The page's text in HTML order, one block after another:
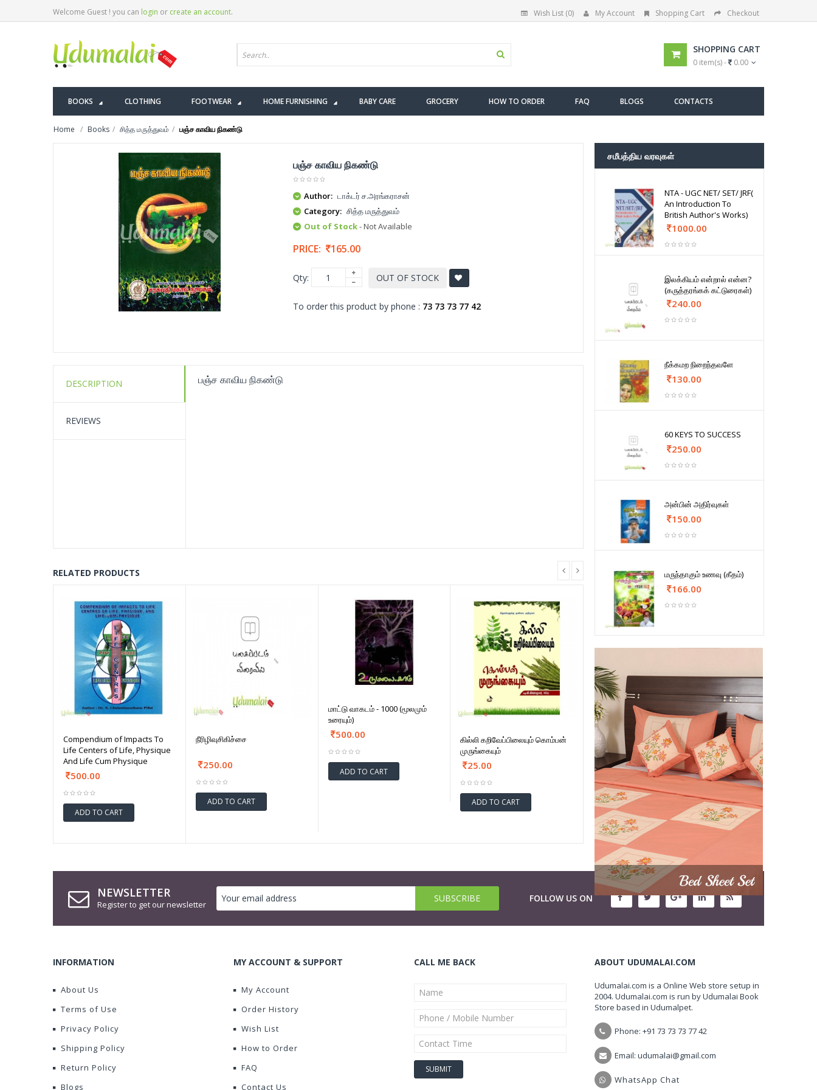
Welcome Guest ! you can login or create an account. Wish List (0) My Account Shopping Cart Checkout
SHOPPING CART
0 item(s) - 0.00
BOOKS CLOTHING FOOTWEAR HOME FURNISHING BABY CARE GROCERY HOW TO ORDER FAQ BLOGS CONTACTS
Home Books சித்த மருத்துவம் பஞ்ச காவிய நிகண்டு
பஞ்ச காவிய நிகண்டு
Author: டாக்டர் ச.அரங்கராசன்
Category: சித்த மருத்துவம்
Out of Stock- Not Available
PRICE: 165.00
Qty: OUT OF STOCK
To order this product by phone : 73 73 73 77 42
DESCRIPTION
REVIEWS
பஞ்ச காவிய நிகண்டு
RELATED PRODUCTS
Compendium of Impacts To
Life Centers of Life, Physique
And Life Cum Physique
500.00
ADD TO CART
நீரிழிவுசிகிச்சை
250.00
ADD TO CART
மாட்டு வாகடம் - 1000 (மூலமும்
உரையும்)
500.00
ADD TO CART
கில்லி கறிவேப்பிலையும் கொம்பன்
முருங்கையும்
25.00
ADD TO CART
சமீபத்திய வரவுகள்
NTA - UGC NET/ SET/ JRF(
An Introduction To
British Author's Works)
1000.00
இலக்கியம் என்றால் என்ன?
(கருத்தரங்கக் கட்டுரைகள்)
240.00
நீக்கமற நிறைந்தவளே
130.00
60 KEYS TO SUCCESS
250.00
அன்பின் அதிர்வுகள்
150.00
மருந்தாகும் உணவு (கீதம்)
166.00
NEWSLETTER
Register to get our newsletter
FOLLOW US ON
INFORMATION
About Us
Terms of Use
Privacy Policy
Shipping Policy
Return Policy
Blogs
MY ACCOUNT & SUPPORT
My Account
Order History
Wish List
How to Order
FAQ
Contact Us
CALL ME BACK ABOUT UDUMALAI.COM
Udumalai.com is a Online Web store setup in
2004. Udumalai.com is run by Udumalai Book
Store based in Udumalpet.
Phone: +91 73 73 73 77 42
Email: udumalai@gmail.com
WhatsApp Chat